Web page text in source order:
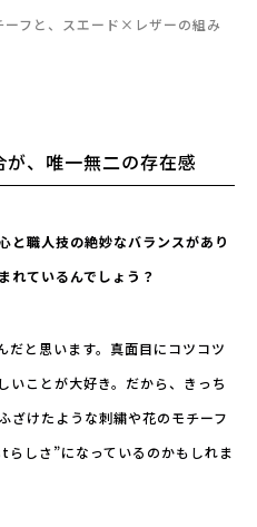
フと、スエード×レザーの組み
、唯一無二の存在感
職人技の絶妙なバランスがあり
れているんでしょう？
だと思います。真面目にコツコツ
いことが大好き。だから、きっち
ざけたような刺繍や花のモチーフ
しさ”になっているのかもしれま